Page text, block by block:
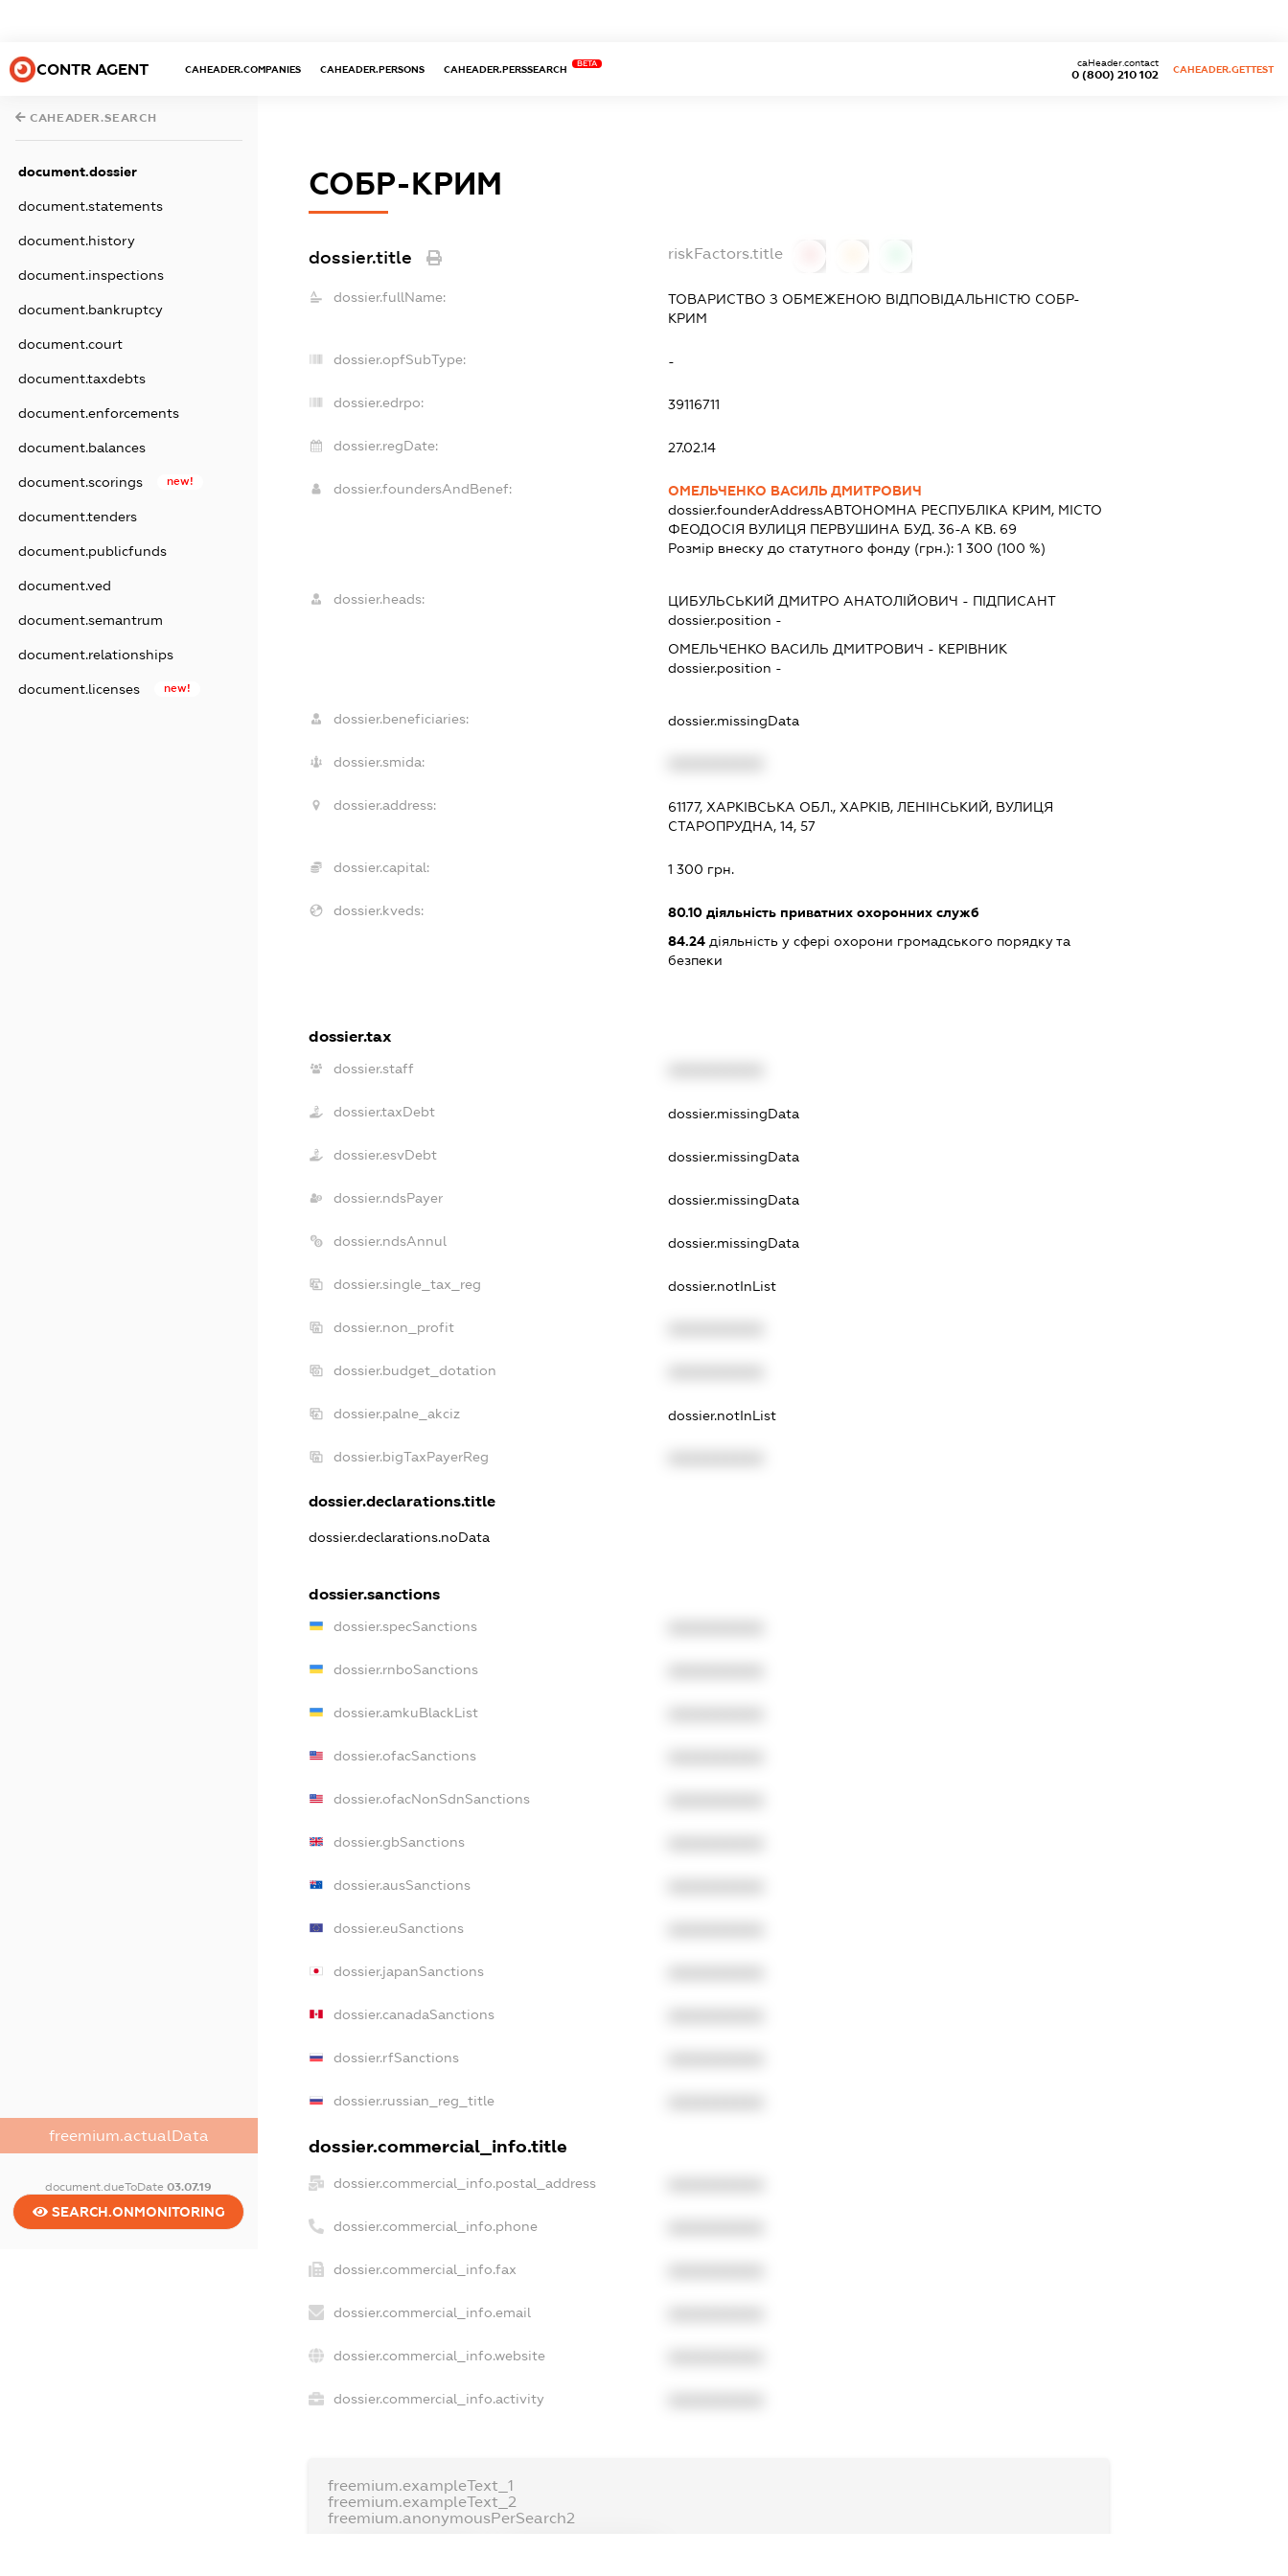
CONTR AGENT CAHEADER.COMPANIES CAHEADER.PERSONS CAHEADER.PERSSEARCH
BETA
0 (800) 210 102
caHeader.contact
CAHEADER.GETTEST
CAHEADER.SEARCH
document.dossier
document.statements
document.history
document.inspections
document.bankruptcy
document.court
document.taxdebts
document.enforcements
document.balances
document.scorings new!
document.tenders
document.publicfunds
document.ved
document.semantrum
document.relationships
document.licenses new!
freemium.actualData
document.dueToDate03.07.19
SEARCH.ONMONITORING
СОБР-КРИМ
dossier.title riskFactors.title
dossier.fullName: ТОВАРИСТВО З ОБМЕЖЕНОЮ ВІДПОВІДАЛЬНІСТЮ СОБР-
КРИМ
dossier.opfSubType: -
dossier.edrpo: 39116711
dossier.regDate: 27.02.14
dossier.foundersAndBenef:
ОМЕЛЬЧЕНКО ВАСИЛЬ ДМИТРОВИЧ
dossier.founderAddressАВТОНОМНА РЕСПУБЛІКА КРИМ, МІСТО
ФЕОДОСІЯ ВУЛИЦЯ ПЕРВУШИНА БУД. 36-А КВ. 69
Розмір внеску до статутного фонду (грн.):1 300 (100 %)
dossier.heads: ЦИБУЛЬСЬКИЙ ДМИТРО АНАТОЛІЙОВИЧ - ПІДПИСАНТ
dossier.position -
ОМЕЛЬЧЕНКО ВАСИЛЬ ДМИТРОВИЧ - КЕРІВНИК
dossier.position -
dossier.beneficiaries: dossier.missingData
dossier.smida:
dossier.address:
61177, ХАРКІВСЬКА ОБЛ., ХАРКІВ, ЛЕНІНСЬКИЙ, ВУЛИЦЯ
СТАРОПРУДНА, 14, 57
dossier.capital: 1 300 грн.
dossier.kveds: 80.10 діяльність приватних охоронних служб
84.24 діяльність у сфері охорони громадського порядку та
безпеки
dossier.tax
dossier.staff
dossier.taxDebt dossier.missingData
dossier.esvDebt dossier.missingData
dossier.ndsPayer dossier.missingData
dossier.ndsAnnul dossier.missingData
dossier.single_tax_reg dossier.notInList
dossier.non_profit
dossier.budget_dotation
dossier.palne_akciz dossier.notInList
dossier.bigTaxPayerReg
dossier.declarations.title
dossier.declarations.noData
dossier.sanctions
dossier.specSanctions
dossier.rnboSanctions
dossier.amkuBlackList
dossier.ofacSanctions
dossier.ofacNonSdnSanctions
dossier.gbSanctions
dossier.ausSanctions
dossier.euSanctions
dossier.japanSanctions
dossier.canadaSanctions
dossier.rfSanctions
dossier.russian_reg_title
dossier.commercial_info.title
dossier.commercial_info.postal_address
dossier.commercial_info.phone
dossier.commercial_info.fax
dossier.commercial_info.email
dossier.commercial_info.website
dossier.commercial_info.activity
freemium.exampleText_1
freemium.exampleText_2
freemium.anonymousPerSearch2